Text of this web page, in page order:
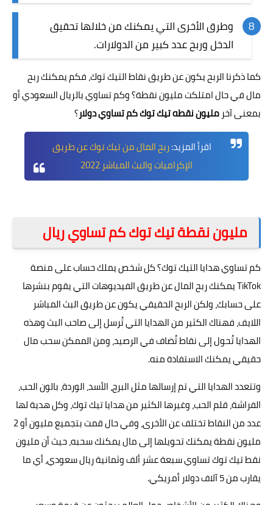
وطرق الأخرى التي يمكنك من خلالها تحقيق
الدخل وربح عدد كبير من الدولارات.
كما ذكرنا الربح يكون عن طريق نقاط التيك توك، فكم يمكنك ربح
مال في حال امتلكت مليون نقطة؟ وكم تساوي بالريال السعودي أو
بمعنى آخرمليون نقطه تيك توك كم تساوي دولار؟
اقرأ المزيد:ربح المال من تيك توك عن طريق
الإكراميات والبث المباشر 2022
مليون نقطة تيك توك كم تساوي ريال
كم تساوي هدايا التيك توك؟ كل شخص يملك حساب على منصة
TikTok يمكنك ربح المال عن طريق الفيديوهات التي يقوم بنشرها
على حسابك، ولكن الربح الحقيقي يكون عن طريق البث المباشر
اللايف، فهناك الكثير من الهدايا التي تُرسل إلى صاحب البث وهذه
الهدايا تُحول إلى نقاط تُضاف في الرصيد، ومن الممكن سحب مال
حقيقي يمكنك الاستفادة منه.
وتتعدد الهدايا التي تم إرسالها مثل البرج، الأسد، الوردة، بالون الحب،
الفراشة، قلم الحب، وغيرها الكثير من هدايا تيك توك، وكل هدية لها
عدد من النقاط تختلف عن الأخرى، وفي حال قمت بتجميع مليون أو 2
مليون نقطة يمكنك تحويلها إلى مال يمكنك سحبه، حيث أن مليون
نقط تيك توك تساوي سبعة عشر ألف وثمانية ريال سعودي، أي ما
يقارب من 5 آلاف دولار أمريكي.